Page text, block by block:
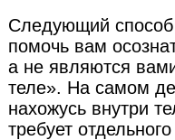
Следующий способ
помочь вам
а не являются
теле». На самом
нахожусь внутри
требует